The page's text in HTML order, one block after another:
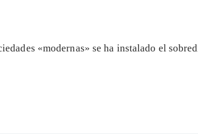
«modernas» se ha instalado el